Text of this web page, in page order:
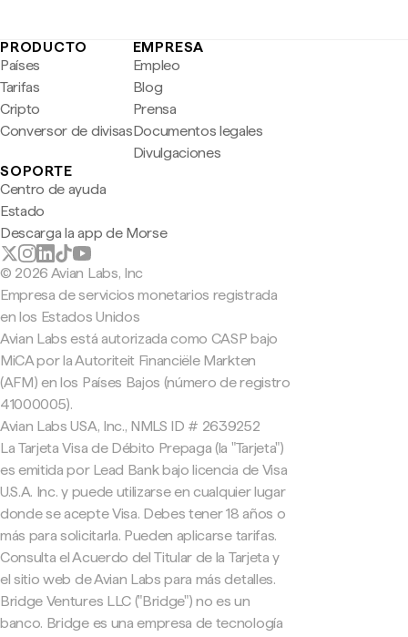
PRODUCTO
Países
Tarifas
Cripto
Conversor de divisas
EMPRESA
Empleo
Blog
Prensa
Documentos legales
Divulgaciones
SOPORTE
Centro de ayuda
Estado
Descarga la app de Morse
© 2026 Avian Labs, Inc
Empresa de servicios monetarios registrada
en los Estados Unidos
Avian Labs está autorizada como CASP bajo
MiCA por la Autoriteit Financiële Markten
(AFM) en los Países Bajos (número de registro
41000005).
Avian Labs USA, Inc., NMLS ID # 2639252
La Tarjeta Visa de Débito Prepaga (la "Tarjeta")
es emitida por Lead Bank bajo licencia de Visa
U.S.A. Inc. y puede utilizarse en cualquier lugar
donde se acepte Visa. Debes tener 18 años o
más para solicitarla. Pueden aplicarse tarifas.
Consulta el Acuerdo del Titular de la Tarjeta y
el sitio web de Avian Labs para más detalles.
Bridge Ventures LLC ("Bridge") no es un
banco. Bridge es una empresa de tecnología